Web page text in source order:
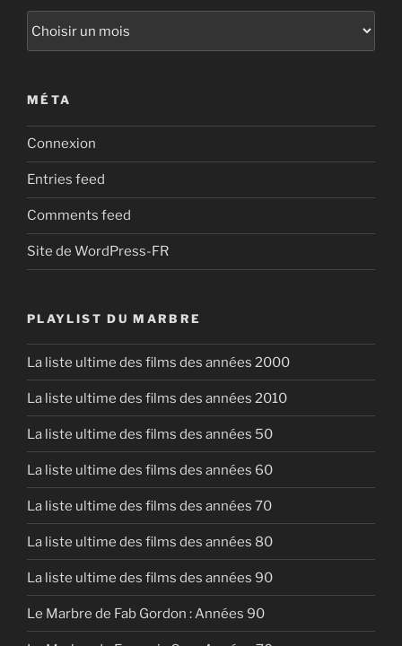
MÉTA
Connexion
Entries feed
Comments feed
Site de WordPress-FR
PLAYLIST DU MARBRE
La liste ultime des films des années 2000
La liste ultime des films des années 2010
La liste ultime des films des années 50
La liste ultime des films des années 60
La liste ultime des films des années 70
La liste ultime des films des années 80
La liste ultime des films des années 90
Le Marbre de Fab Gordon : Années 90